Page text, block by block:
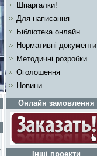
Шпаргалки!
Для написання
Бібліотека онлайн
Нормативні документи
Методичні розробки
Оголошення
Новини
Онлайн замовлення
Інші проекти